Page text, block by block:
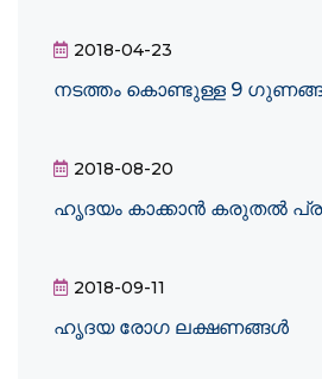
2018-04-23
നടത്തം കൊണ്ടുള്ള 9
2018-08-20
ഹൃദയം കാക്കാന്‍ കരുതല്‍
2018-09-11
ഹൃദയ രോഗ ലക്ഷണങ്ങള്‍